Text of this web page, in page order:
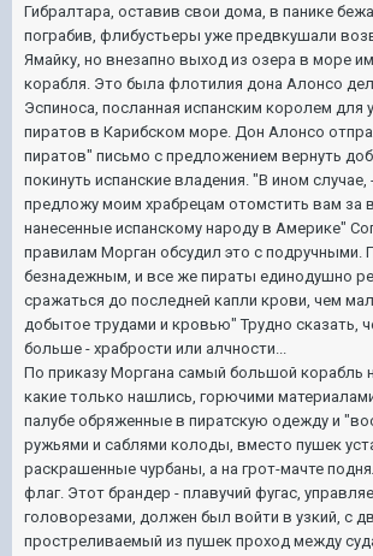
Гибралтара, оставив свои дома, в панике
пограбив, флибустьеры уже предвкушали
Ямайку, но внезапно выход из озера в море
корабля. Это была флотилия дона Алонсо
Эспиноса, посланная испанским королем для
пиратов в Карибском море. Дон Алонсо
пиратов" письмо с предложением вернуть
покинуть испанские владения. "В ином случае,
предложу моим храбрецам отомстить вам за
нанесенные испанскому народу в Америке"
правилам Морган обсудил это с подручными.
безнадежным, и все же пираты единодушно
сражаться до последней капли крови, чем
добытое трудами и кровью" Трудно сказать,
больше - храбрости или алчности...
По приказу Моргана самый большой корабль
какие только нашлись, горючими
палубе обряженные в пиратскую одежду и
ружьями и саблями колоды, вместо пушек
раскрашенные чурбаны, а на грот-мачте
флаг. Этот брандер - плавучий фугас,
головорезами, должен был войти в узкий, с
простреливаемый из пушек проход между